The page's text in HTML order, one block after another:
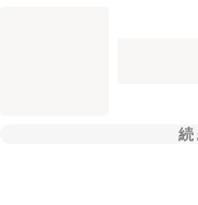
続